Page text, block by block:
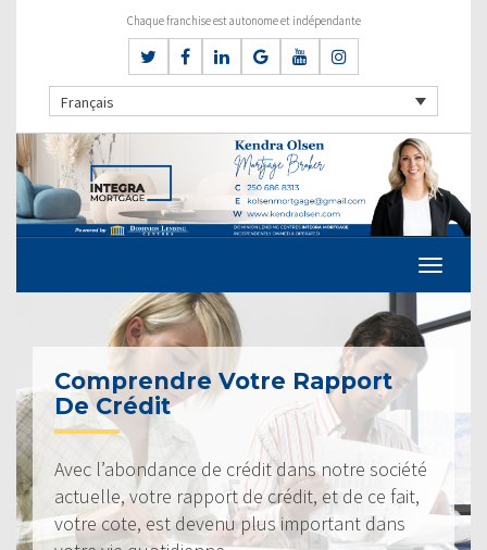
Chaque franchise est autonome et indépendante
Français
Comprendre Votre Rapport
De Crédit
Avec l’abondance de crédit dans notre société
actuelle, votre rapport de crédit, et de ce fait,
votre cote, est devenu plus important dans